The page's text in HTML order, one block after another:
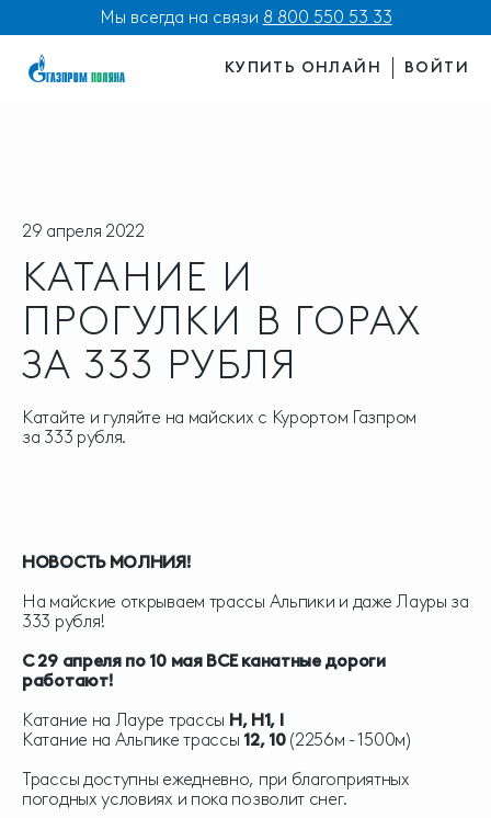
Мы всегда на связи 8 800 550 53 33
КУПИТЬ ОНЛАЙН ВОЙТИ
29 апреля 2022
КАТАНИЕ И
ПРОГУЛКИ В ГОРАХ
ЗА 333 РУБЛЯ
Катайте и гуляйте на майских с Курортом Газпром
за 333 рубля.
НОВОСТЬ МОЛНИЯ!
На майские открываем трассы Альпики и даже Лауры за
333 рубля!
С 29 апреля по 10 мая ВСЕ канатные дороги
работают!
Катание на Лауре трассы Н, H1, I
Катание на Альпике трассы 12, 10(2256м - 1500м)
Трассы доступны ежедневно, при благоприятных
погодных условиях и пока позволит снег.